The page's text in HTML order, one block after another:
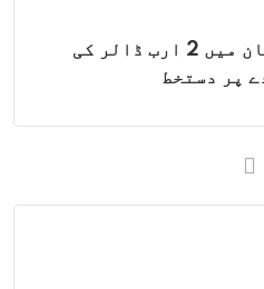
آذربائیجان کے پاکستان میں 2 ارب ڈالر کی
پر دستخط